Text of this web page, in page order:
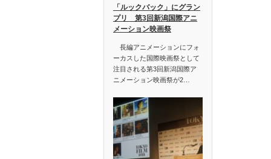
「ルックバック」にグラン
プリ 第3回新潟国際アニ
メーション映画祭
長編アニメーションにフォ
ーカスした国際映画祭として
注目される第3回新潟国際ア
ニメーション映画祭が2…